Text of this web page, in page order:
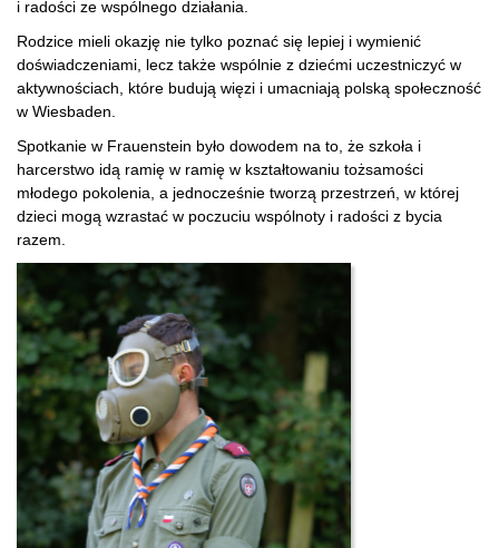
i radości ze wspólnego działania.
Rodzice mieli okazję nie tylko poznać się lepiej i wymienić
doświadczeniami, lecz także wspólnie z dziećmi uczestniczyć w
aktywnościach, które budują więzi i umacniają polską społeczność
w Wiesbaden.
Spotkanie w Frauenstein było dowodem na to, że szkoła i
harcerstwo idą ramię w ramię w kształtowaniu tożsamości
młodego pokolenia, a jednocześnie tworzą przestrzeń, w której
dzieci mogą wzrastać w poczuciu wspólnoty i radości z bycia
razem.